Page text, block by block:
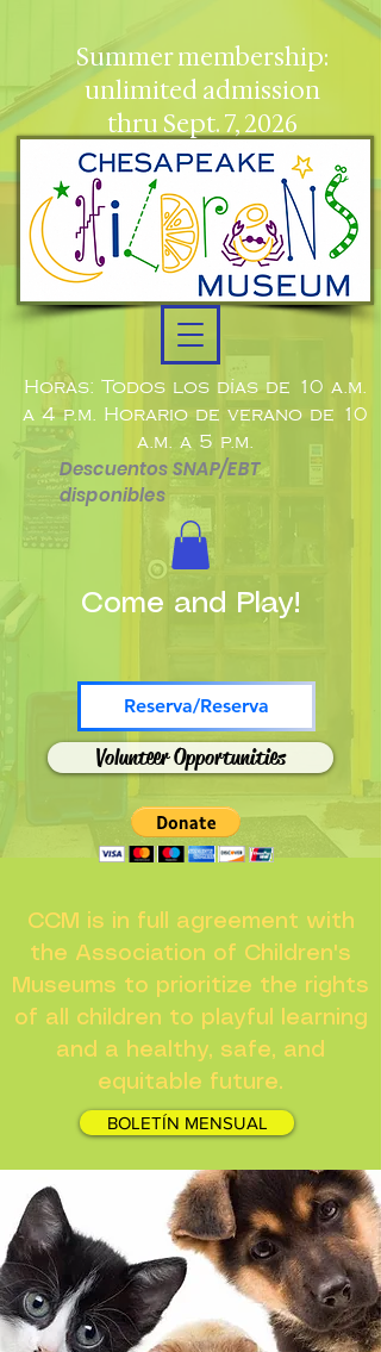
Horas: Todos los días de 10 a.m.
a 4 p.m. Horario de verano de 10
a.m. a 5 p.m.
Descuentos SNAP/EBT
disponibles
Reserva/Reserva
Volunteer Opportunities
Summer membership:
unlimited admission
thru Sept. 7, 2026
Come and Play!
CCM is in full agreement with
the Association of Children's
Museums to prioritize the rights
of all children to playful learning
and a healthy, safe, and
equitable future.
BOLETÍN MENSUAL